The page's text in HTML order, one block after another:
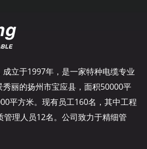
立于1997年，是一家特种电缆专业
丽的扬州市宝应县，面积50000平
平方米。现有员工160名，其中工程
管理人员12名。公司致力于精细管